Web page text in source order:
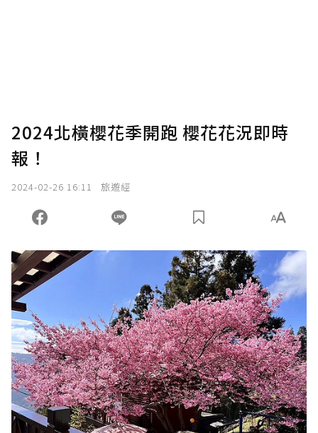
2024北橫櫻花季開跑 櫻花花況即時
報！
2024-02-26 16:11 旅遊經